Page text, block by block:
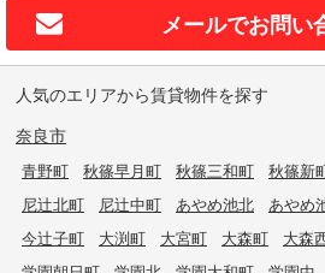
メールでお問い
人気のエリアから賃貸物件を探す
奈良市
青野町 秋篠早月町 秋篠三和町 秋篠新
尼辻北町
尼辻中町 あやめ池北 あやめ
今辻子町
大渕町 大宮町 大森町 大森